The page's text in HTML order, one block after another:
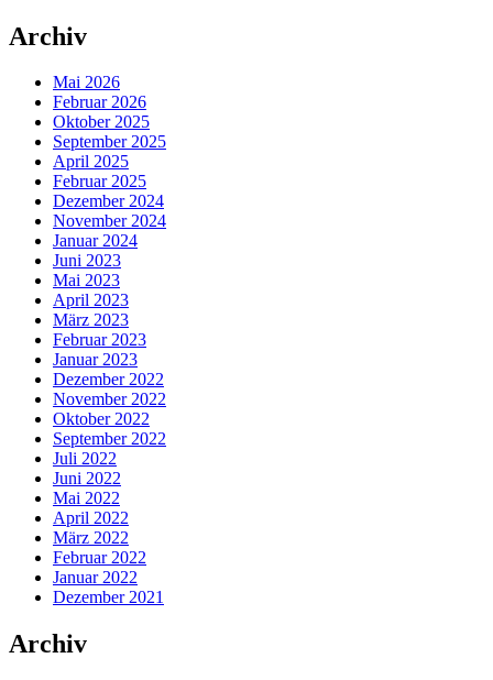
Archiv
Mai 2026
Februar 2026
Oktober 2025
September 2025
April 2025
Februar 2025
Dezember 2024
November 2024
Januar 2024
Juni 2023
Mai 2023
April 2023
März 2023
Februar 2023
Januar 2023
Dezember 2022
November 2022
Oktober 2022
September 2022
Juli 2022
Juni 2022
Mai 2022
April 2022
März 2022
Februar 2022
Januar 2022
Dezember 2021
Archiv